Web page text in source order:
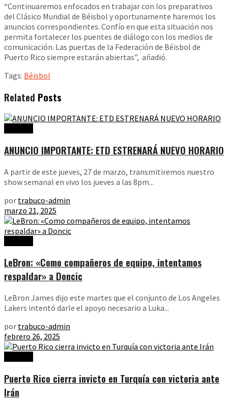
“Continuaremos enfocados en trabajar con los preparativos
del Clásico Mundial de Béisbol y oportunamente haremos los
anuncios correspondientes. Confío en que esta situación nos
permita fortalecer los puentes de diálogo con los medios de
comunicación. Las puertas de la Federación de Béisbol de
Puerto Rico siempre estarán abiertas”, añadió.
Tags: Béisbol
Related Posts
ANUNCIO IMPORTANTE: ETD ESTRENARÁ NUEVO HORARIO
A partir de este jueves, 27 de marzo, transmitiremos nuestro
show semanal en vivo los jueves a las 8pm...
por trabuco-admin
marzo 21, 2025
LeBron: «Como compañeros de equipo, intentamos
respaldar» a Doncic
LeBron James dijo este martes que el conjunto de Los Angeles
Lakers intentó darle el apoyo necesario a Luka...
por trabuco-admin
febrero 26, 2025
Puerto Rico cierra invicto en Turquía con victoria ante
Irán